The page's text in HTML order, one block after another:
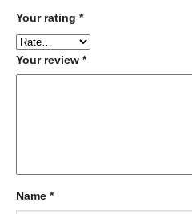
Your rating *
Your review *
Name *